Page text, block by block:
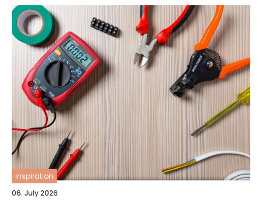
inspiration
06. July 2026